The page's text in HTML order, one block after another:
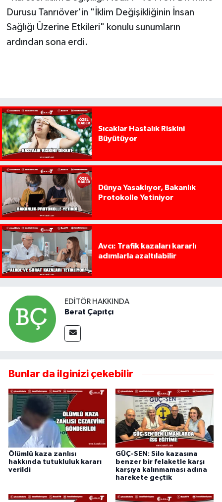
Durusu Tanrıöver'in "İklim Değişikliğinin İnsan
Sağlığı Üzerine Etkileri" konulu sunumların
ardından sona erdi.
Sıcaklar Hastalık Riskini
Büyütüyor
Dünya Yasaklıyor, Bakanlık
Protokolle Yetiniyor
Avcı: Trafik kazaları kararlı
adımlarla azaltılabilir
EDITÖR HAKKINDA
Berat Çapıtçı
Bunlar da ilginizi çekebilir
Ölümlü kaza zanlısı
hakkında tutukluluk kararı
verildi
GÜÇ-SEN: Silo kazasına
benzer bir felaketle karşı
karşıya kalınmaması adına
harekete geçtik